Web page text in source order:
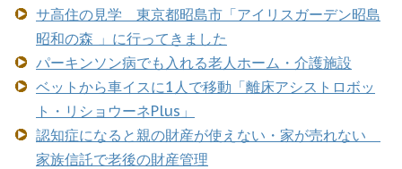
サ高住の見学 東京都昭島市「アイリスガーデン昭島
昭和の森 」に行ってきました
パーキンソン病でも入れる老人ホーム・介護施設
ベットから車イスに1人で移動「離床アシストロボッ
ト・リショウーネPlus」
認知症になると親の財産が使えない・家が売れない
家族信託で老後の財産管理